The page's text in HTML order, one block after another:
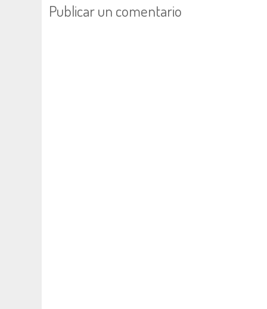
Publicar un comentario